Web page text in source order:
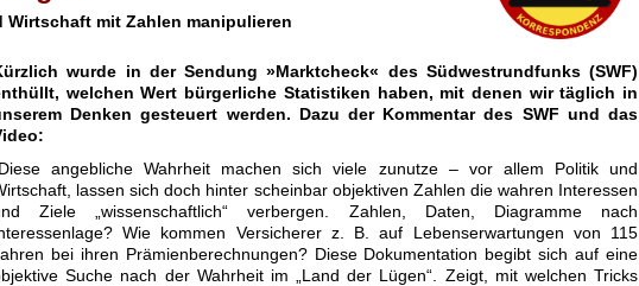
Wirtschaft mit Zahlen manipulieren
wurde in der Sendung »Marktcheck« des Südwestrundfunks (SWF)
welchen Wert bürgerliche Statistiken haben, mit denen wir täglich in
Denken gesteuert werden. Dazu der Kommentar des SWF und das
„Diese angebliche Wahrheit machen sich viele zunutze – vor allem Politik und
lassen sich doch hinter scheinbar objektiven Zahlen die wahren Interessen
Ziele „wissenschaftlich“ verbergen. Zahlen, Daten, Diagramme nach
Wie kommen Versicherer z. B. auf Lebenserwartungen von 115
bei ihren Prämienberechnungen? Diese Dokumentation begibt sich auf eine
Suche nach der Wahrheit im „Land der Lügen“. Zeigt, mit welchen Tricks